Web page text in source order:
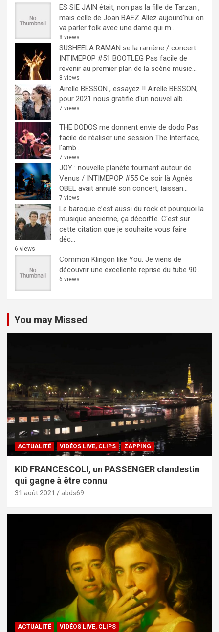
ES SIE JAIN était, non pas la fille de Tarzan ,
mais celle de Joan BAEZ Allez aujourd'hui on
va parler folk avec une dame qui m...
8 views
SUSHEELA RAMAN se la ramène / concert
INTIMEPOP #51 BOOTLEG Pas facile de
revenir au premier plan de la scène music...
8 views
Airelle BESSON , essayez !! Airelle BESSON,
pour 2021 nous gratifie d'un nouvel alb...
7 views
THE DODOS me donnent envie de dodo Pas
facile de réaliser une session The Interface,
l'amb...
7 views
JOY : nouvelle planète tournant autour de
Venus / INTIMEPOP #55 Ce soir là Agnès
OBEL avait annulé son concert, laissan...
7 views
Le baroque c’est aussi du rock et pourquoi la
musique ancienne, ça décoiffe. C'est sur
cette citation que je souhaite vous faire
déc...
6 views
Common Klingon like You. Je viens de
découvrir une excellente reprise du tube 90...
6 views
You may Missed
ACTUALITÉ VIDÉOS LIVE, CLIPS ZAPPING
KID FRANCESCOLI, un PASSENGER clandestin
qui gagne à être connu
31 août 2021 abds69
ACTUALITÉ VIDÉOS LIVE, CLIPS